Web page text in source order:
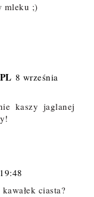
mleku ;)
8 września
kaszy jaglanej
ciasta?